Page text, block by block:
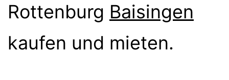
Rottenburg Baisingen
kaufen und mieten.